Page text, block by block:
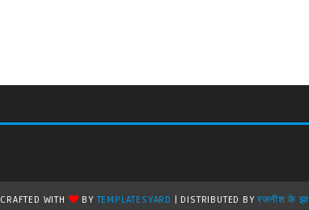
CRAFTED WITH BYTEMPLATESYARD | DISTRIBUTED BYरजनीश के झा